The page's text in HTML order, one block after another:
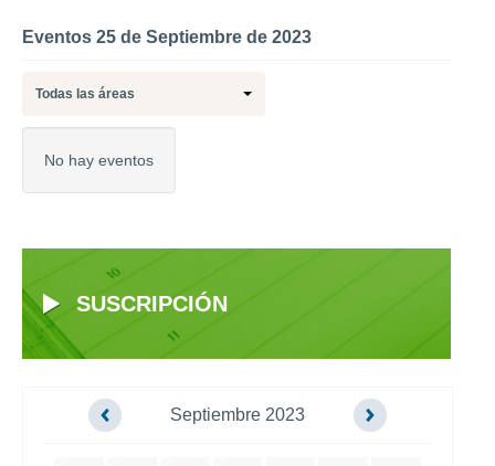
Eventos 25 de Septiembre de 2023
Todas las áreas
No hay eventos
SUSCRIPCIÓN
Septiembre 2023